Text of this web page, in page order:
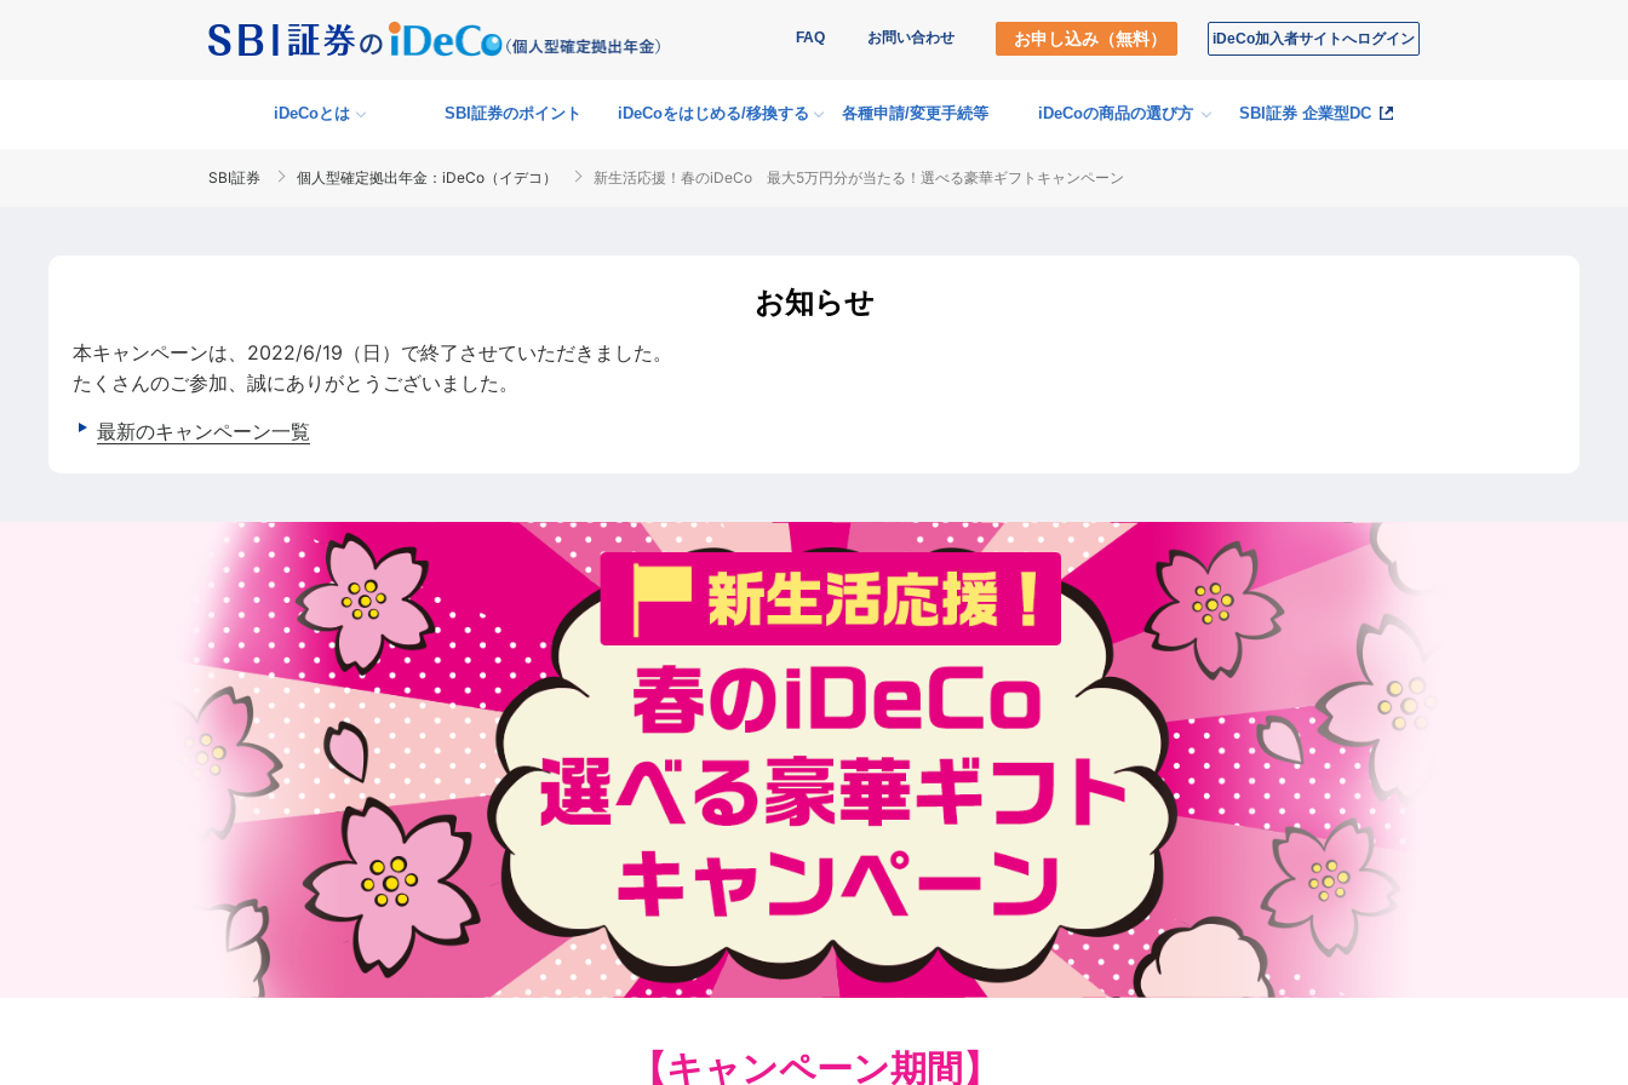
FAQ お問い合わせ iDeCo加入者サイトへログイン
お申し込み（無料）
iDeCoとは SBI証券のポイント iDeCoをはじめる/移換する 各種申請/変更手続等 iDeCoの商品の選び方 SBI証券 企業型DC
SBI証券 個人型確定拠出年金：iDeCo（イデコ） 新生活応援！春のiDeCo 最大5万円分が当たる！選べる豪華ギフトキャンペーン
お知らせ
本キャンペーンは、2022/6/19（日）で終了させていただきました。
たくさんのご参加、誠にありがとうございました。
最新のキャンペーン一覧
【キャンペーン期間】